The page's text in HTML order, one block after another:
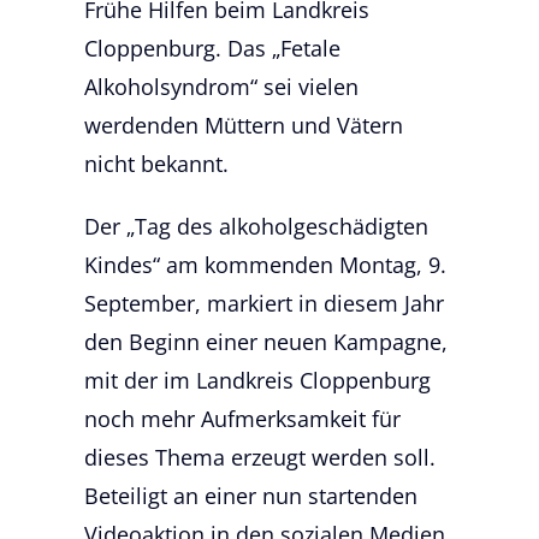
Frühe Hilfen beim Landkreis
Cloppenburg. Das „Fetale
Alkoholsyndrom“ sei vielen
werdenden Müttern und Vätern
nicht bekannt.
Der „Tag des alkoholgeschädigten
Kindes“ am kommenden Montag, 9.
September, markiert in diesem Jahr
den Beginn einer neuen Kampagne,
mit der im Landkreis Cloppenburg
noch mehr Aufmerksamkeit für
dieses Thema erzeugt werden soll.
Beteiligt an einer nun startenden